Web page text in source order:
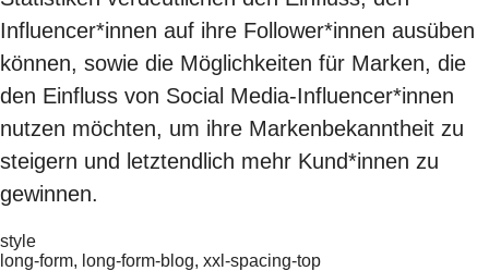
Influencer*innen auf ihre Follower*innen ausüben
können, sowie die Möglichkeiten für Marken, die
den Einfluss von Social Media-Influencer*innen
nutzen möchten, um ihre Markenbekanntheit zu
steigern und letztendlich mehr Kund*innen zu
gewinnen.
style
long-form, long-form-blog, xxl-spacing-top